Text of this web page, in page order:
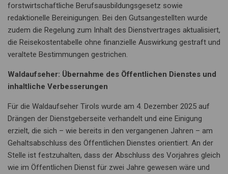
forstwirtschaftliche Berufsausbildungsgesetz sowie
redaktionelle Bereinigungen. Bei den Gutsangestellten wurde
zudem die Regelung zum Inhalt des Dienstvertrages aktualisiert,
die Reisekostentabelle ohne finanzielle Auswirkung gestraft und
veraltete Bestimmungen gestrichen.
Waldaufseher: Übernahme des Öffentlichen Dienstes und
inhaltliche Verbesserungen
Für die Waldaufseher Tirols wurde am 4. Dezember 2025 auf
Drängen der Dienstgeberseite verhandelt und eine Einigung
erzielt, die sich – wie bereits in den vergangenen Jahren – am
Gehaltsabschluss des Öffentlichen Dienstes orientiert. An der
Stelle ist festzuhalten, dass der Abschluss des Vorjahres gleich
wie im Öffentlichen Dienst für zwei Jahre gewesen wäre und